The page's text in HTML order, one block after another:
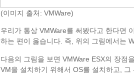
(이미지 출처: VMWare)
우리가 통상 VMWare를 써봤다고 한다면
하는 편이 옳습니다. 즉, 위의 그림에서는
다음의 그림을 보면 VMWare ESX의 장점
VM을 설치하기 위해서 OS를 설치하고,